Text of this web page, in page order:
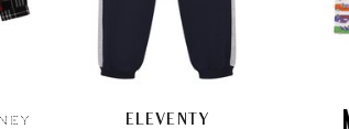
ELEVENTY